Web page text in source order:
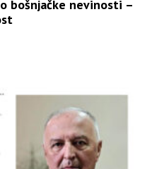
bošnjačke nevinosti –